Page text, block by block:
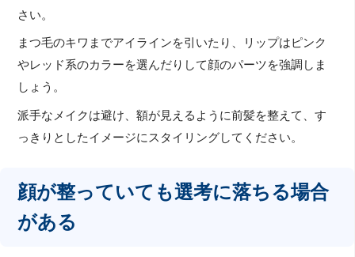
さい。
まつ毛のキワまでアイラインを引いたり、リップはピンク
やレッド系のカラーを選んだりして顔のパーツを強調しま
しょう。
派手なメイクは避け、額が見えるように前髪を整えて、す
っきりとしたイメージにスタイリングしてください。
顔が整っていても選考に落ちる場合
がある